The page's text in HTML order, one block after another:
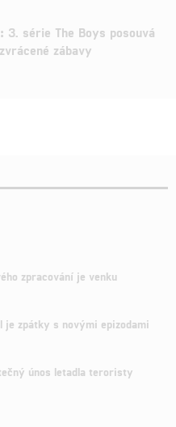
3. série The Boys posouvá
zábavy
zpracování je venku
zpátky s novými epizodami
únos letadla teroristy